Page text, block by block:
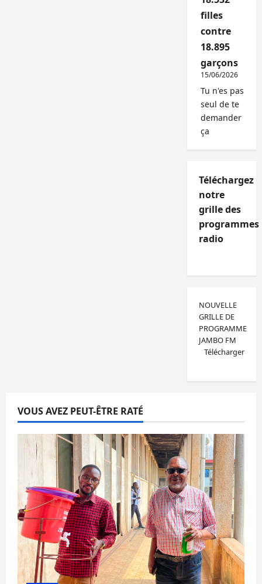
filles
contre
18.895
garçons
15/06/2026
Tu n'es pas
seul de te
demander
ça
Téléchargez
notre
grille des
programmes
radio
NOUVELLE
GRILLE DE
PROGRAMME
JAMBO FM
Télécharger
VOUS AVEZ PEUT-ÊTRE RATÉ